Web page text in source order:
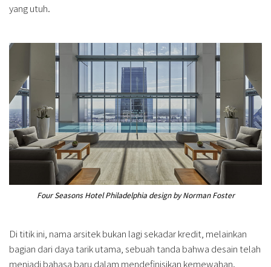
yang utuh.
Four Seasons Hotel Philadelphia design by Norman Foster
Di titik ini, nama arsitek bukan lagi sekadar kredit, melainkan
bagian dari daya tarik utama, sebuah tanda bahwa desain telah
menjadi bahasa baru dalam mendefinisikan kemewahan.